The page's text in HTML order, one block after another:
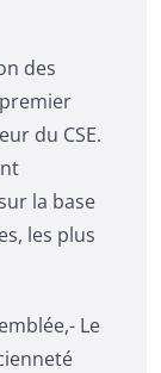
des
du CSE.
la base
les plus
Le